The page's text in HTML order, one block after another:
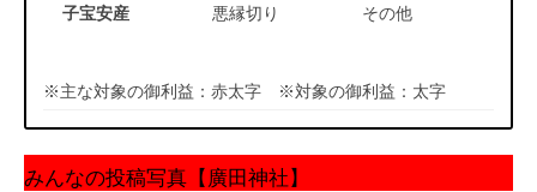
子宝安産 悪縁切り その他
※主な対象の御利益：赤太字 ※対象の御利益：太字
みんなの投稿写真【廣田神社】